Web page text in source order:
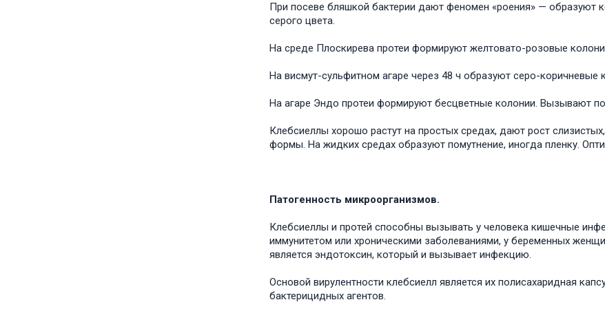
При посеве бляшкой бактерии дают феномен «роения» — образуют
серого цвета.
На среде Плоскирева протеи формируют желтовато-розовые
На висмут-сульфитном агаре через 48 ч образуют серо-
На агаре Эндо протеи формируют бесцветные колонии. Вызывают
Клебсиеллы хорошо растут на простых средах, дают рост
формы. На жидких средах образуют помутнение, иногда пленку.
Патогенность микроорганизмов.
Клебсиеллы и протей способны вызывать у человека кишечные
иммунитетом или хроническими заболеваниями, у беременных
является эндотоксин, который и вызывает инфекцию.
Основой вирулентности клебсиелл является их полисахаридная
бактерицидных агентов.